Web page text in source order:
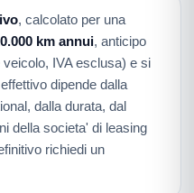
, calcolato per una
km annui, anticipo
IVA esclusa) e si
dipende dalla
dalla durata, dal
della societa' di leasing
richiedi un